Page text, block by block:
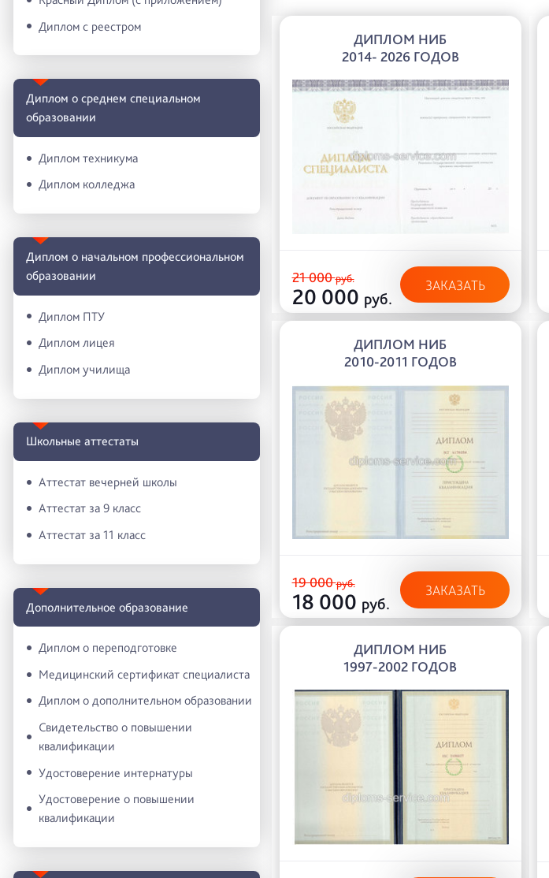
Диплом с реестром
Диплом о среднем специальном
образовании
Диплом техникума
Диплом колледжа
Диплом о начальном профессиональном
oбразовании
Диплом ПТУ
Диплом лицея
Диплом училища
Школьные аттестаты
Аттестат вечерней школы
Аттестат за 9 класс
Аттестат за 11 класс
Дополнительное образование
Диплом о переподготовке
Медицинский сертификат специалиста
Диплом о дополнительном образовании
Свидетельство о повышении
квалификации
Удостоверение интернатуры
Удостоверение о повышении
квалификации
ДИПЛОМ НИБ
2014- 2026 ГОДОВ
21 000руб.
20 000 руб.
ЗАКАЗАТЬ
ДИПЛОМ НИБ
2010-2011 ГОДОВ
19 000руб.
18 000 руб.
ЗАКАЗАТЬ
ДИПЛОМ НИБ
1997-2002 ГОДОВ